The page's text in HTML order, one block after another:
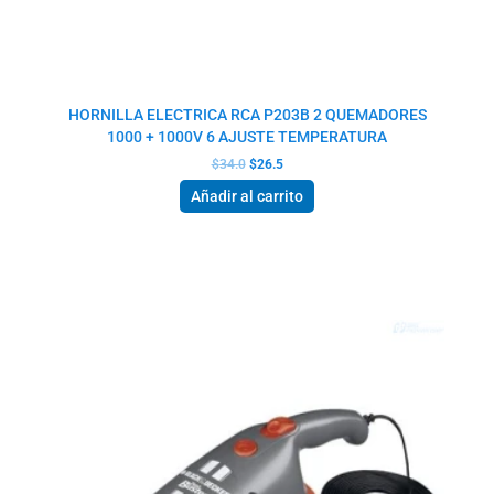
HORNILLA ELECTRICA RCA P203B 2 QUEMADORES
1000 + 1000V 6 AJUSTE TEMPERATURA
$34.0 $26.5
Añadir al carrito